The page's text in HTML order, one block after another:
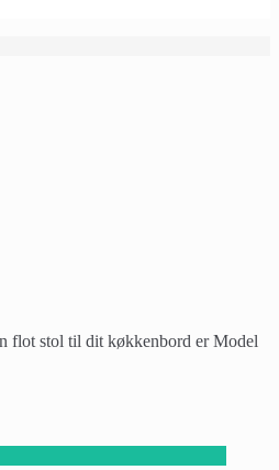
flot stol til dit køkkenbord er Model